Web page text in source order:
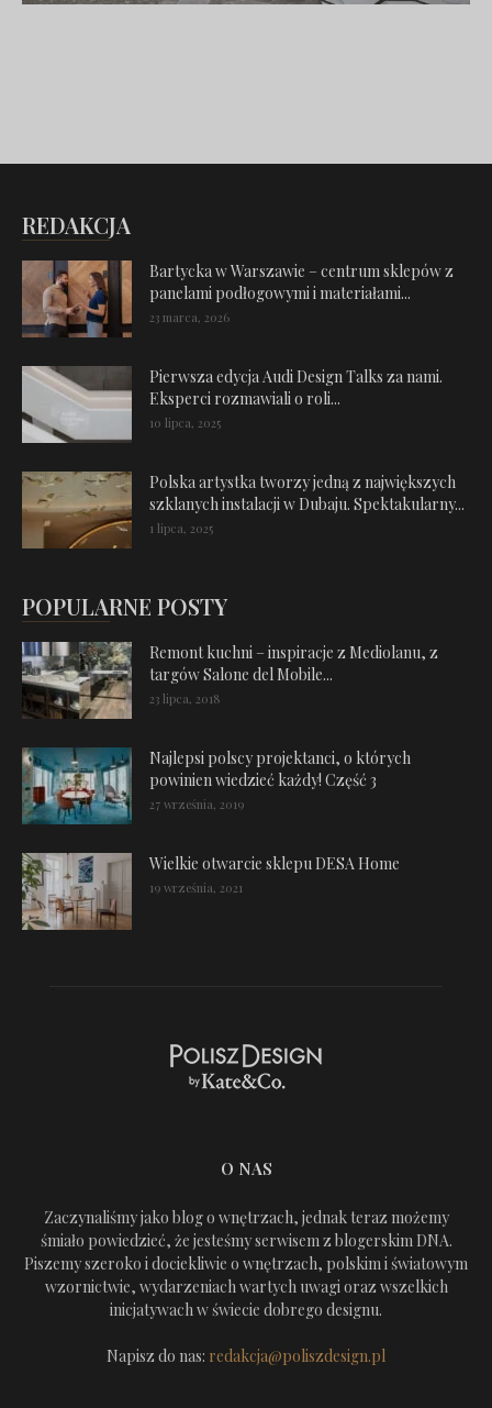
REDAKCJA
Bartycka w Warszawie – centrum sklepów z
panelami podłogowymi i materiałami...
23 marca, 2026
Pierwsza edycja Audi Design Talks za nami.
Eksperci rozmawiali o roli...
10 lipca, 2025
Polska artystka tworzy jedną z największych
szklanych instalacji w Dubaju. Spektakularny...
1 lipca, 2025
POPULARNE POSTY
Remont kuchni – inspiracje z Mediolanu, z
targów Salone del Mobile...
23 lipca, 2018
Najlepsi polscy projektanci, o których
powinien wiedzieć każdy! Część 3
27 września, 2019
Wielkie otwarcie sklepu DESA Home
19 września, 2021
O NAS
Zaczynaliśmy jako blog o wnętrzach, jednak teraz możemy
śmiało powiedzieć, że jesteśmy serwisem z blogerskim DNA.
Piszemy szeroko i dociekliwie o wnętrzach, polskim i światowym
wzornictwie, wydarzeniach wartych uwagi oraz wszelkich
inicjatywach w świecie dobrego designu.
Napisz do nas: redakcja@poliszdesign.pl